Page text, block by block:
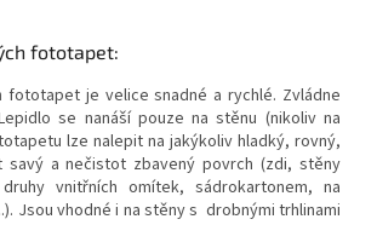
fototapet:
fototapet je velice snadné a rychlé. Zvládne
se nanáší pouze na stěnu (nikoliv na
lze nalepit na jakýkoliv hladký, rovný,
savý a nečistot zbavený povrch (zdi, stěny
vnitřních omítek, sádrokartonem, na
Jsou vhodné i na stěny s drobnými trhlinami